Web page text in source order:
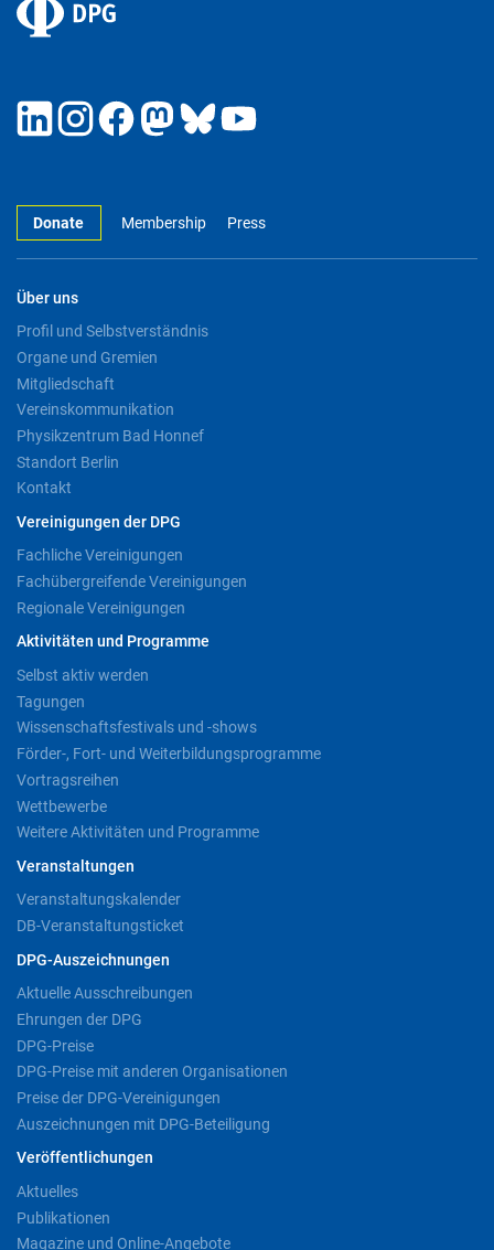
Donate Membership Press
Über uns
Profil und Selbstverständnis
Organe und Gremien
Mitgliedschaft
Vereinskommunikation
Physikzentrum Bad Honnef
Standort Berlin
Kontakt
Vereinigungen der DPG
Fachliche Vereinigungen
Fachübergreifende Vereinigungen
Regionale Vereinigungen
Aktivitäten und Programme
Selbst aktiv werden
Tagungen
Wissenschaftsfestivals und -shows
Förder-, Fort- und Weiterbildungsprogramme
Vortragsreihen
Wettbewerbe
Weitere Aktivitäten und Programme
Veranstaltungen
Veranstaltungskalender
DB-Veranstaltungsticket
DPG-Auszeichnungen
Aktuelle Ausschreibungen
Ehrungen der DPG
DPG-Preise
DPG-Preise mit anderen Organisationen
Preise der DPG-Vereinigungen
Auszeichnungen mit DPG-Beteiligung
Veröffentlichungen
Aktuelles
Publikationen
Magazine und Online-Angebote